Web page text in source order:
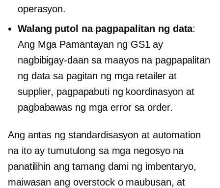
operasyon.
Walang putol na pagpapalitan ng data:
Ang Mga Pamantayan ng GS1 ay
nagbibigay-daan sa maayos na pagpapalitan
ng data sa pagitan ng mga retailer at
supplier, pagpapabuti ng koordinasyon at
pagbabawas ng mga error sa order.
Ang antas ng standardisasyon at automation
na ito ay tumutulong sa mga negosyo na
panatilihin ang tamang dami ng imbentaryo,
maiwasan ang overstock o maubusan, at